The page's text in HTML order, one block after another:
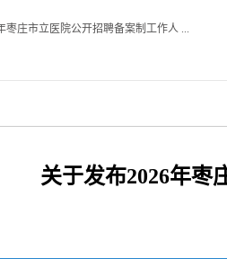
枣庄市立医院第一批急需紧缺人才招 ...
关于发布2026年枣